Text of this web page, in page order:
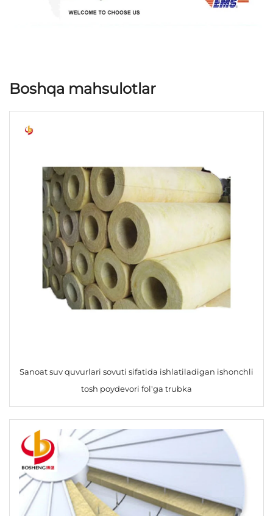
Boshqa mahsulotlar
Sanoat suv quvurlari sovuti sifatida ishlatiladigan ishonchli
tosh poydevori fol'ga trubka